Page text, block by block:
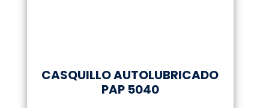
CASQUILLO AUTOLUBRICADO
PAP 5040